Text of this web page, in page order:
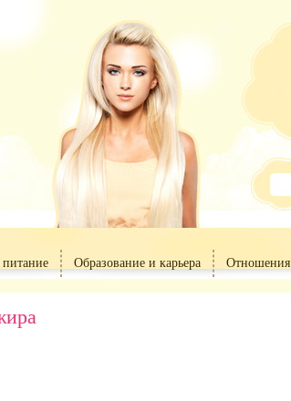
питание Образование и карьера Отношения